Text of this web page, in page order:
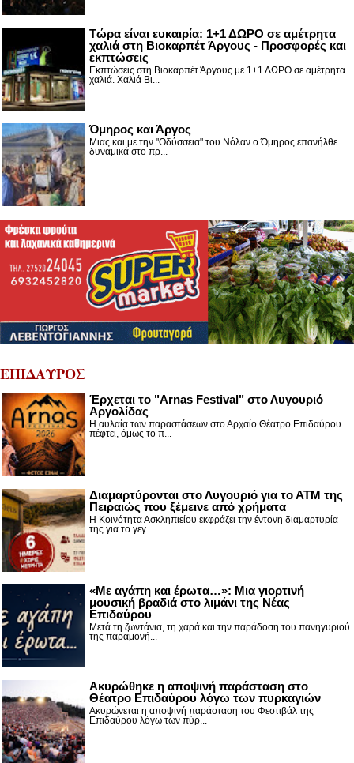
Τώρα είναι ευκαιρία: 1+1 ΔΩΡΟ σε αμέτρητα
χαλιά στη Βιοκαρπέτ Άργους - Προσφορές και
εκπτώσεις
Εκπτώσεις στη Βιοκαρπέτ Άργους με 1+1 ΔΩΡΟ σε αμέτρητα
χαλιά. Χαλιά Βι...
Όμηρος και Άργος
Μιας και με την "Οδύσσεια" του Νόλαν ο Όμηρος επανήλθε
δυναμικά στο πρ...
ΕΠΙΔΑΥΡΟΣ
Έρχεται το "Arnas Festival" στο Λυγουριό
Αργολίδας
Η αυλαία των παραστάσεων στο Αρχαίο Θέατρο Επιδαύρου
πέφτει, όμως το π...
Διαμαρτύρονται στο Λυγουριό για το ΑΤΜ της
Πειραιώς που ξέμεινε από χρήματα
Η Κοινότητα Ασκληπιείου εκφράζει την έντονη διαμαρτυρία
της για το γεγ...
«Με αγάπη και έρωτα…»: Μια γιορτινή
μουσική βραδιά στο λιμάνι της Νέας
Επιδαύρου
Μετά τη ζωντάνια, τη χαρά και την παράδοση του πανηγυριού
της παραμονή...
Ακυρώθηκε η αποψινή παράσταση στο
Θέατρο Επιδαύρου λόγω των πυρκαγιών
Ακυρώνεται η αποψινή παράσταση του Φεστιβάλ της
Επιδαύρου λόγω των πύρ...